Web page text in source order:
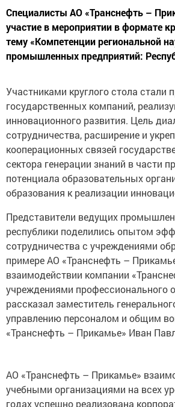
Специалисты АО «Транснефть –
участие в мероприятии в формате
тему «Компетенции региональной
промышленных предприятий:
Участниками круглого стола стали
государственных компаний,
инновационного развития. Цель
сотрудничества, расширение и
кооперационных связей
сектора генерации знаний в части
потенциала образовательных
образования к реализации
Представители ведущих
республики поделились опытом
сотрудничества с учреждениями
примере АО «Транснефть –
взаимодействии компании
учреждениями профессионального
рассказал заместитель
управлению персоналом и общим
«Транснефть – Прикамье» Иван
АО «Транснефть – Прикамье»
учебными организациями на всех
годах успешно реализована